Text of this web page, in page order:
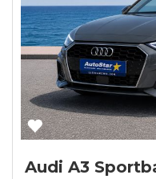
Audi A3